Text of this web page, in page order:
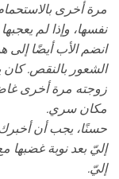
مرة أخرى
نفسها، وإذا لم
انضم الأب أيضًا إلى
الشعور بالنقص. كان
زوجته مرة أخرى
مكان سري.
حسنًا، يجب أن أخبرك
إليّ بعد نوبة غضبها
إليّ.